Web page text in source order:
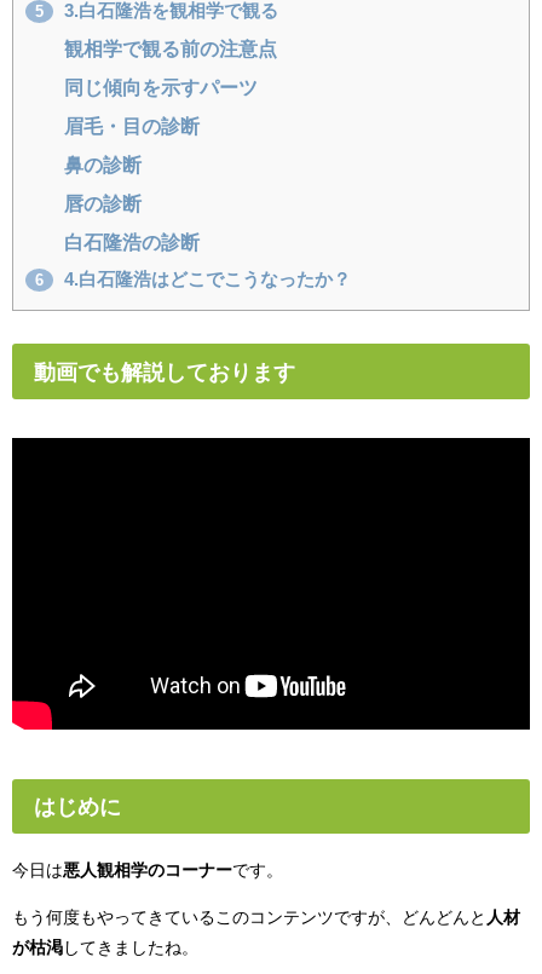
5 3.白石隆浩を観相学で観る
観相学で観る前の注意点
同じ傾向を示すパーツ
眉毛・目の診断
鼻の診断
唇の診断
白石隆浩の診断
6 4.白石隆浩はどこでこうなったか？
動画でも解説しております
はじめに
今日は悪人観相学のコーナーです。
もう何度もやってきているこのコンテンツですが、どんどんと 人材
が枯渇 してきましたね。